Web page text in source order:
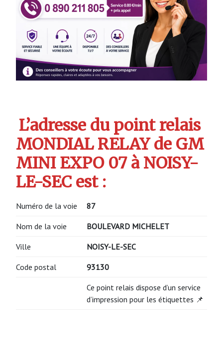
L’adresse du point relais
MONDIAL RELAY de GM
MINI EXPO 07 à NOISY-
LE-SEC est :
Numéro de la voie 87
Nom de la voie BOULEVARD MICHELET
Ville NOISY-LE-SEC
Code postal 93130
Ce point relais dispose d’un service
d’impression pour les étiquettes 📌